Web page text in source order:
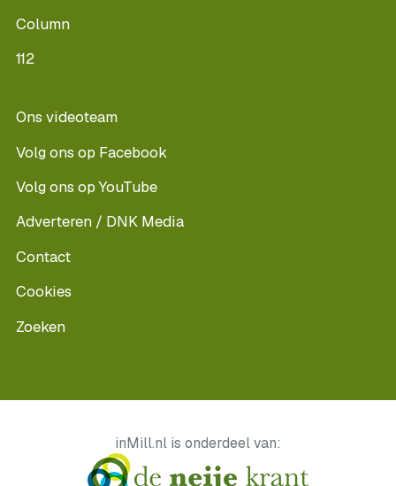
Column
112
Ons videoteam
Volg ons op Facebook
Volg ons op YouTube
Adverteren / DNK Media
Contact
Cookies
Zoeken
inMill.nl is onderdeel van: